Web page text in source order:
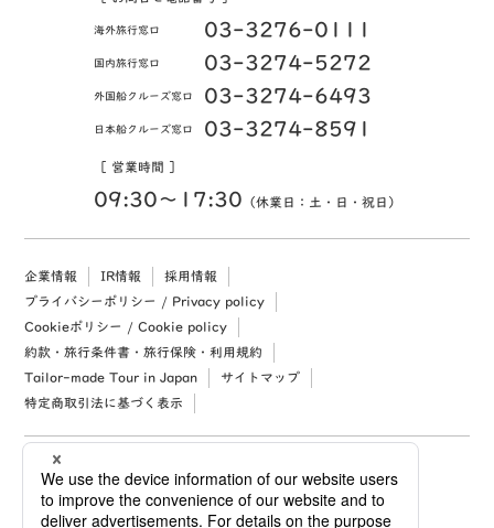
海外旅行窓口 03-3276-0111
国内旅行窓口 03-3274-5272
外国船クルーズ窓口 03-3274-6493
日本船クルーズ窓口 03-3274-8591
［ 営業時間 ］
09:30〜17:30 （休業日：土・日・祝日）
企業情報 IR情報
採用情報
プライバシーポリシー / Privacy policy
Cookieポリシー / Cookie policy
約款・旅行条件書・旅行保険・利用規約
Tailor-made Tour in Japan
サイトマップ
特定商取引法に基づく表示